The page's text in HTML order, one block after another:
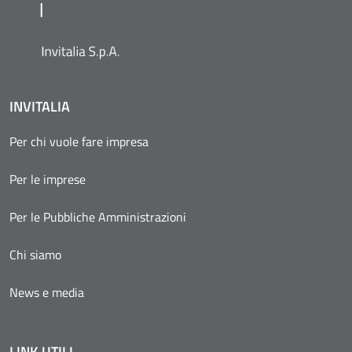
INVITALIA
Per chi vuole fare impresa
Per le imprese
Per le Pubbliche Amministrazioni
Chi siamo
News e media